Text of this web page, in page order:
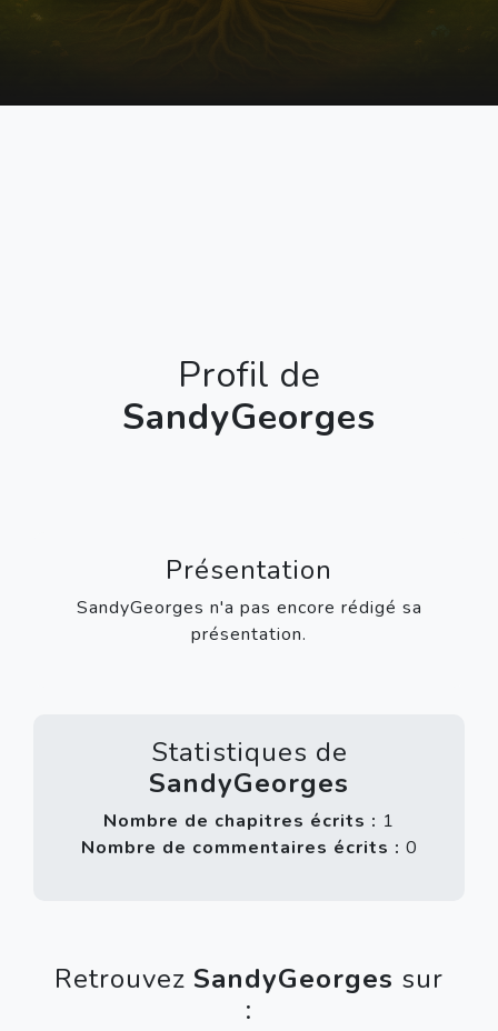
Profil de
SandyGeorges
Présentation
SandyGeorges n'a pas encore rédigé sa
présentation.
Statistiques de
SandyGeorges
Nombre de chapitres écrits : 1
Nombre de commentaires écrits : 0
Retrouvez SandyGeorges sur
: